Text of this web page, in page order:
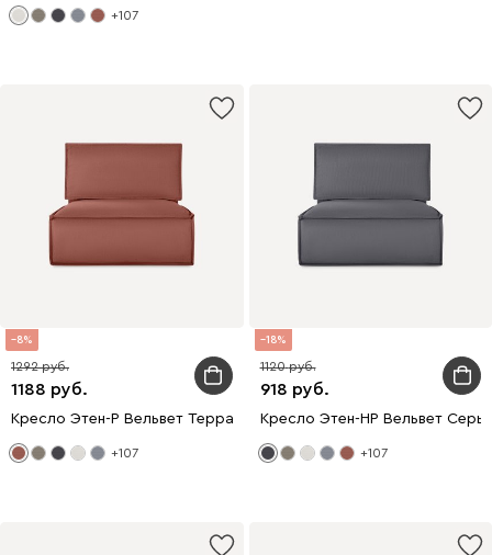
+107
8
1188
1292
Кресло Этен-Р Вельвет Терракотовый
+107
18
918
1120
Кресло Этен-НР Вельвет
+107